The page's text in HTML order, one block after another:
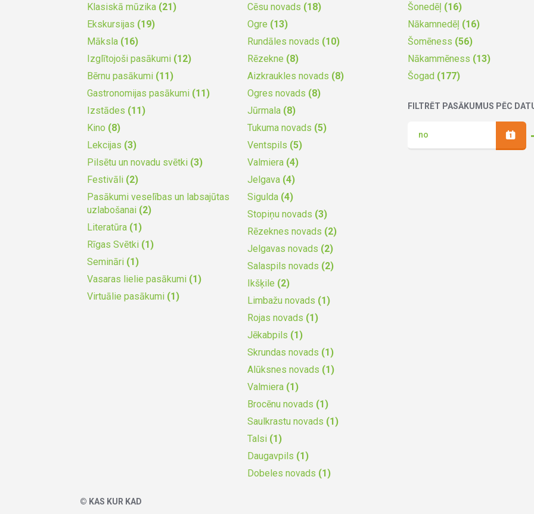
Klasiskā mūzika (21)
Ekskursijas (19)
Māksla (16)
Izglītojoši pasākumi (12)
Bērnu pasākumi (11)
Gastronomijas pasākumi (11)
Izstādes (11)
Kino (8)
Lekcijas (3)
Pilsētu un novadu svētki (3)
Festivāli (2)
Pasākumi veselības un labsajūtas
uzlabošanai (2)
Literatūra (1)
Rīgas Svētki (1)
Semināri (1)
Vasaras lielie pasākumi (1)
Virtuālie pasākumi (1)
Cēsu novads (18)
Ogre (13)
Rundāles novads (10)
Rēzekne (8)
Aizkraukles novads (8)
Ogres novads (8)
Jūrmala (8)
Tukuma novads (5)
Ventspils (5)
Valmiera (4)
Jelgava (4)
Sigulda (4)
Stopiņu novads (3)
Rēzeknes novads (2)
Jelgavas novads (2)
Salaspils novads (2)
Ikšķile (2)
Limbažu novads (1)
Rojas novads (1)
Jēkabpils (1)
Skrundas novads (1)
Alūksnes novads (1)
Valmiera (1)
Brocēnu novads (1)
Saulkrastu novads (1)
Talsi (1)
Daugavpils (1)
Dobeles novads (1)
Šonedēļ (16)
Nākamnedēļ (16)
Šomēness (56)
Nākammēness (13)
Šogad (177)
FILTRĒT PASĀKUMUS PĒC
© KAS KUR KAD